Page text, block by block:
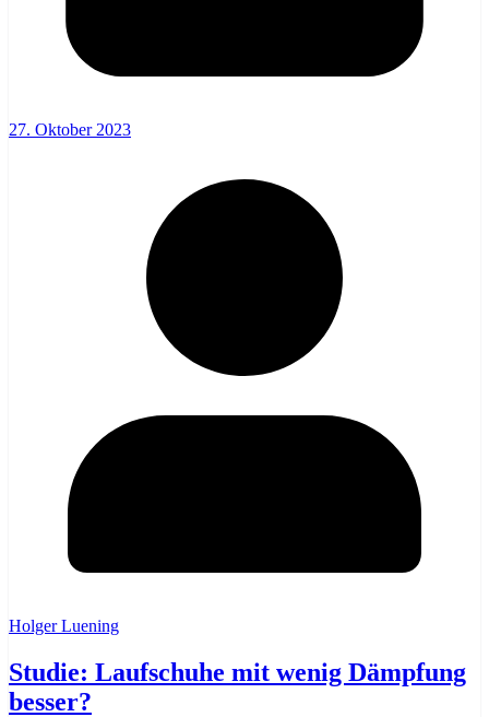
27. Oktober 2023
Holger Luening
Studie: Laufschuhe mit wenig Dämpfung
besser?